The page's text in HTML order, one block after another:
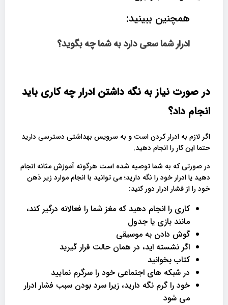
همچنین ببینید:
ادرار شما سعی دارد به شما چه بگوید؟
در صورت نیاز به نگه داشتن ادرار چه کاری باید
انجام داد؟
اگر لازم به ادرار کردن است و به سرویس بهداشتی دسترسی دارید
حتما این کار را انجام دهید.
در صورتی که به شما توصیه شده است هرگونه آموزش مثانه انجام
دهید یا ادرار خود را نگه دارید؛ می توانید با انجام موارد زیر ذهن
خود را از فشار ادرار دور کنید:
کاری را انجام دهید که مغز شما را فعالانه درگیر کند،
مانند بازی یا جدول
گوش دادن به موسیقی
اگر نشسته اید، در همان حالت قرار گیرید
کتاب بخوانید
در شبکه های اجتماعی خود را سرگرم نمایید
خود را گرم نگه دارید، زیرا سرد بودن سبب فشار ادرار
می شود